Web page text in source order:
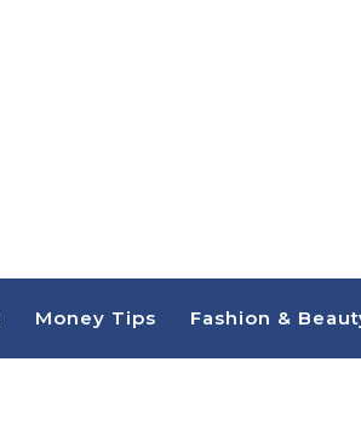
Money Tips Fashion &